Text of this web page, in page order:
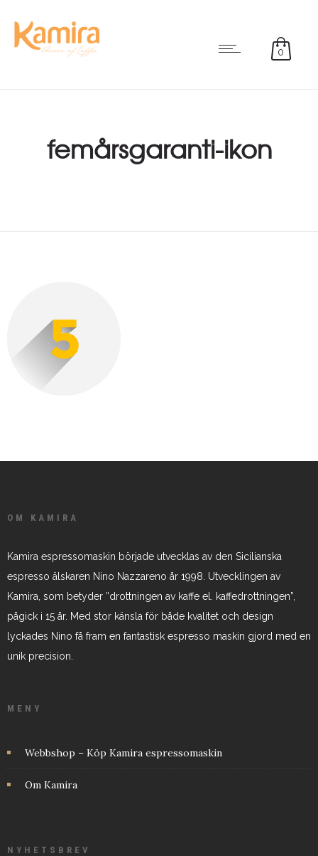
0
femårsgaranti-ikon
OM KAMIRA
Kamira espressomaskin började utvecklas av den Sicilianska
espresso älskaren Nino Nazzareno år 1998. Utvecklingen av
Kamira, som betyder ”drottningen av kaffe el. kaffedrottningen”,
pågick i 15 år. Med stor känsla för både kvalitet och design
lyckades Nino få fram en fantastisk espresso maskin gjord med en
unik precision.
MENY
Webbshop – Köp Kamira espressomaskin
Om Kamira
NYHETSBREV